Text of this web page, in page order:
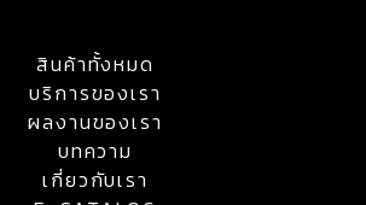
สินค้าทั้งหมด
บริการของเรา
ผลงานของเรา
บทความ
เกี่ยวกับเรา